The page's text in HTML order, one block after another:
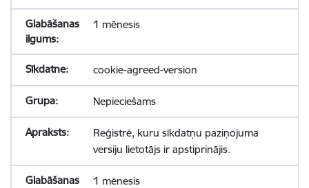
1 mēnesis
cookie-agreed-version
Nepieciešams
Reģistrē, kuru sīkdatņu paziņojuma
versiju lietotājs ir apstiprinājis.
1 mēnesis